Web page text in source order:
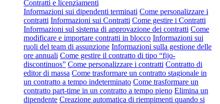
Contratti e licenziamenti
Informazioni sui dipendenti terminati Come personalizzare i
contratti Informazioni sui Contratti Come gestire i Contratti
Informazioni sul sistema di approvazione dei contratti Come
modificare e importare contratti in blocco Informazioni sui
ruoli del team di assunzione Informazioni sulla gestione delle
ore annuali Come gestire il contratto di tipo “fijo-
discontinuos” Come personalizzare i contratti Contratto di
editor di massa Come trasformare un contratto stagionale in
un contratto a tempo indeterminato Come trasformare un
contratto part-time in un contratto a tempo pieno Elimina un
dipendente Creazione automatica di riempimenti quando si